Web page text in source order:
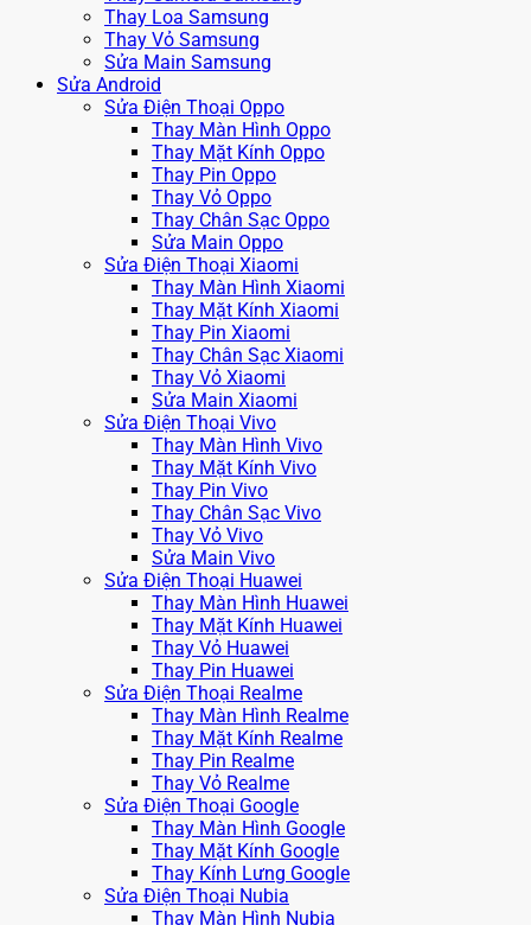
Thay Loa Samsung
Thay Vỏ Samsung
Sửa Main Samsung
Sửa Android
Sửa Điện Thoại Oppo
Thay Màn Hình Oppo
Thay Mặt Kính Oppo
Thay Pin Oppo
Thay Vỏ Oppo
Thay Chân Sạc Oppo
Sửa Main Oppo
Sửa Điện Thoại Xiaomi
Thay Màn Hình Xiaomi
Thay Mặt Kính Xiaomi
Thay Pin Xiaomi
Thay Chân Sạc Xiaomi
Thay Vỏ Xiaomi
Sửa Main Xiaomi
Sửa Điện Thoại Vivo
Thay Màn Hình Vivo
Thay Mặt Kính Vivo
Thay Pin Vivo
Thay Chân Sạc Vivo
Thay Vỏ Vivo
Sửa Main Vivo
Sửa Điện Thoại Huawei
Thay Màn Hình Huawei
Thay Mặt Kính Huawei
Thay Vỏ Huawei
Thay Pin Huawei
Sửa Điện Thoại Realme
Thay Màn Hình Realme
Thay Mặt Kính Realme
Thay Pin Realme
Thay Vỏ Realme
Sửa Điện Thoại Google
Thay Màn Hình Google
Thay Mặt Kính Google
Thay Kính Lưng Google
Sửa Điện Thoại Nubia
Thay Màn Hình Nubia